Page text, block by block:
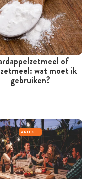
of
wat moet ik
gebruiken?
ARTIKEL